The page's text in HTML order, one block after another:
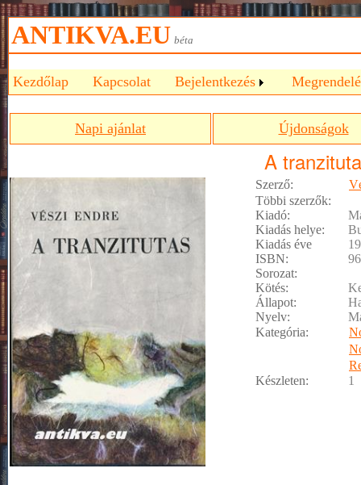
ANTIKVA.EU béta
Kezdőlap Kapcsolat Bejelentkezés
Napi ajánlat Újdonságok
A
Szerző:
Többi szerzők:
Kiadó:
Kiadás helye:
Kiadás éve
ISBN:
Sorozat:
Kötés:
Állapot:
Nyelv:
Kategória:
Készleten:
1